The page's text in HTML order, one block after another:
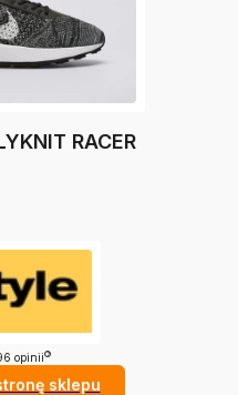
RACER
opinii ?
sklepu